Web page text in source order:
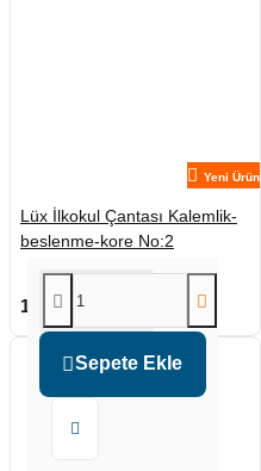
Sepete Ekle
Yeni Ürün
Lüx İlkokul Çantası Kalemlik-
beslenme-kore No:2
1.375,00₺